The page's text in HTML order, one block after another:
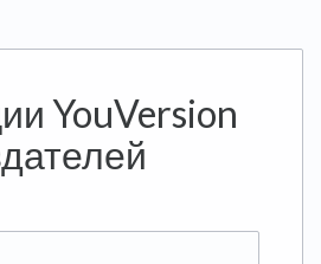
YouVersion